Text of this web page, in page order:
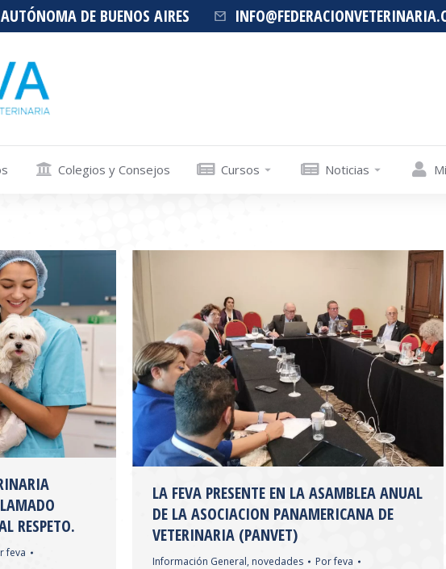
DE BUENOS AIRES
Colegios y Consejos Cursos Noticias
RESPETO.
feva
LA FEVA PRESENTE EN LA ASAMBLEA ANUAL
DE LA ASOCIACION PANAMERICANA DE
VETERINARIA (PANVET)
Información General, novedades Porfeva